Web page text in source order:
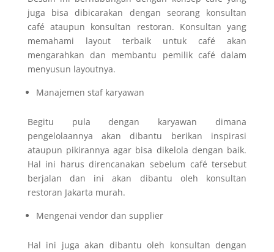
juga bisa dibicarakan dengan seorang konsultan
café ataupun konsultan restoran. Konsultan yang
memahami layout terbaik untuk café akan
mengarahkan dan membantu pemilik café dalam
menyusun layoutnya.
Manajemen staf karyawan
Begitu pula dengan karyawan dimana
pengelolaannya akan dibantu berikan inspirasi
ataupun pikirannya agar bisa dikelola dengan baik.
Hal ini harus direncanakan sebelum café tersebut
berjalan dan ini akan dibantu oleh konsultan
restoran Jakarta murah.
Mengenai vendor dan supplier
Hal ini juga akan dibantu oleh konsultan dengan